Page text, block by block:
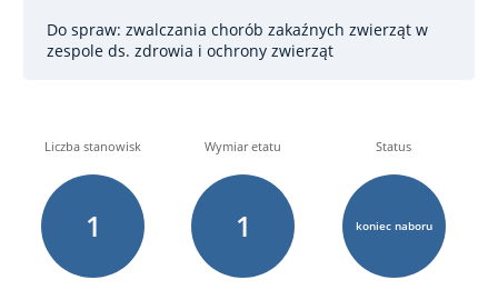
Do spraw: zwalczania chorób zakaźnych zwierząt w
zespole ds. zdrowia i ochrony zwierząt
Liczba stanowisk
1
Wymiar etatu
1
Status
koniec naboru